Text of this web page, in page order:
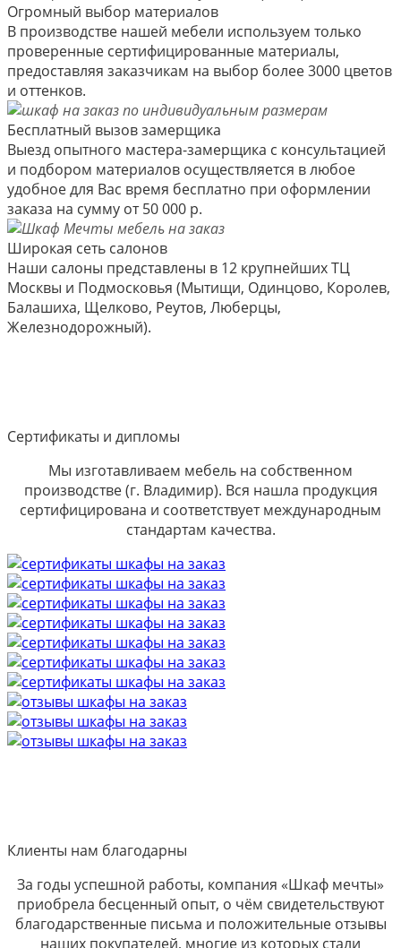
Огромный выбор материалов
В производстве нашей мебели используем только
проверенные сертифицированные материалы,
предоставляя заказчикам на выбор более 3000 цветов
и оттенков.
Бесплатный вызов замерщика
Выезд опытного мастера-замерщика с консультацией
и подбором материалов осуществляется в любое
удобное для Вас время бесплатно при оформлении
заказа на сумму от 50 000 р.
Широкая сеть салонов
Наши салоны представлены в 12 крупнейших ТЦ
Москвы и Подмосковья (Мытищи, Одинцово, Королев,
Балашиха, Щелково, Реутов, Люберцы,
Железнодорожный).
Сертификаты и дипломы
Мы изготавливаем мебель на собственном
производстве (г. Владимир). Вся нашла продукция
сертифицирована и соответствует международным
стандартам качества.
Клиенты нам благодарны
За годы успешной работы, компания «Шкаф мечты»
приобрела бесценный опыт, о чём свидетельствуют
благодарственные письма и положительные отзывы
наших покупателей, многие из которых стали